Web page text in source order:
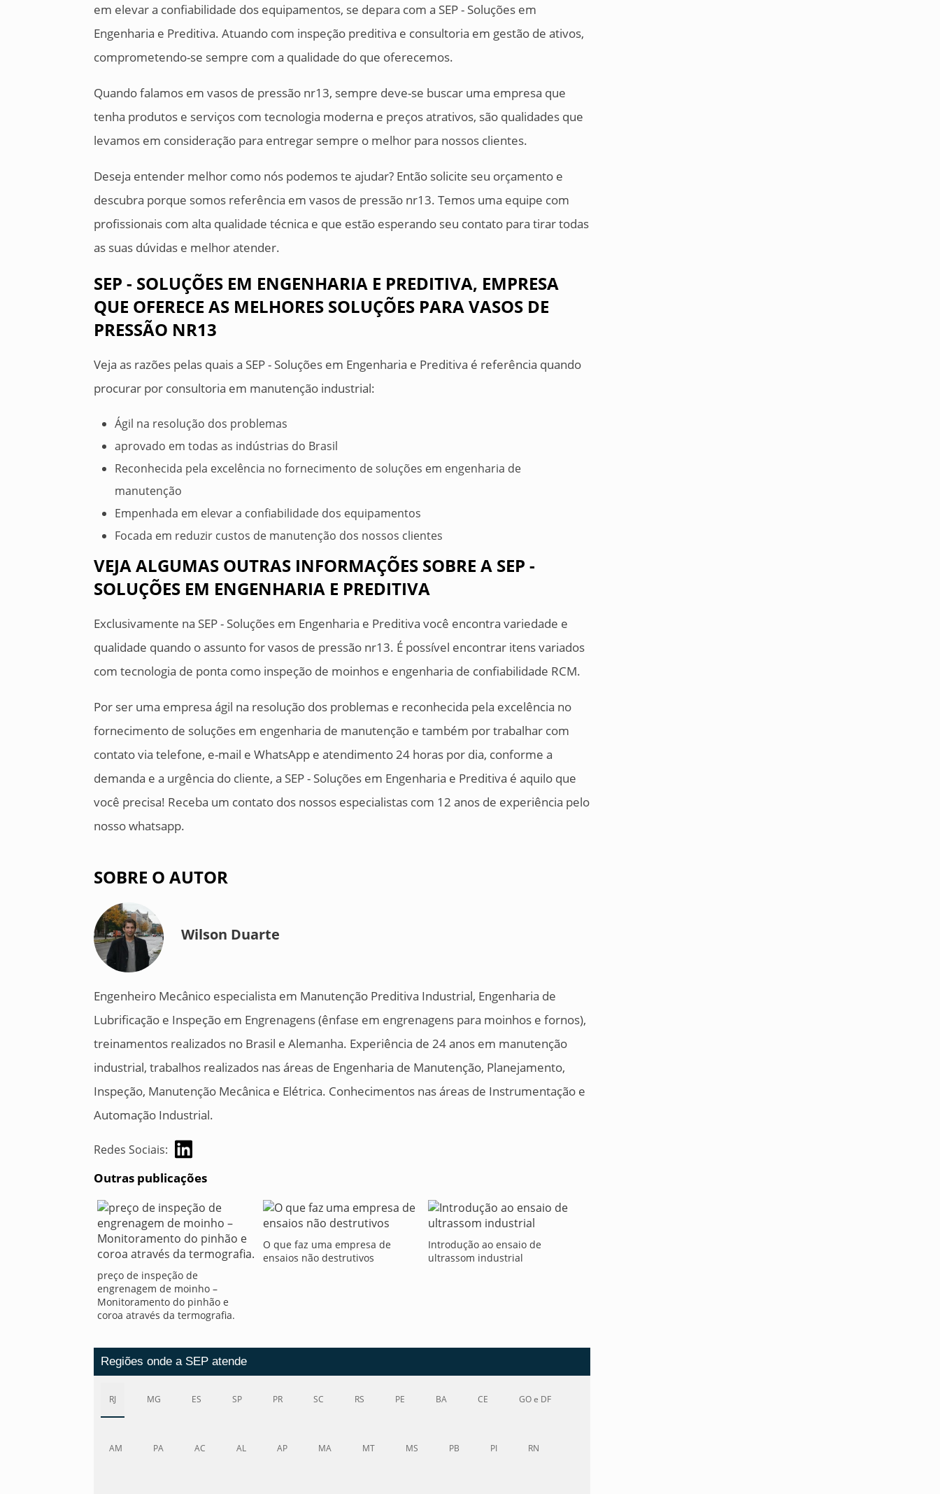
em elevar a confiabilidade dos equipamentos, se depara com a SEP - Soluções em
Engenharia e Preditiva. Atuando com inspeção preditiva e consultoria em gestão de ativos,
comprometendo-se sempre com a qualidade do que oferecemos.
Quando falamos em vasos de pressão nr13, sempre deve-se buscar uma empresa que
tenha produtos e serviços com tecnologia moderna e preços atrativos, são qualidades que
levamos em consideração para entregar sempre o melhor para nossos clientes.
Deseja entender melhor como nós podemos te ajudar? Então solicite seu orçamento e
descubra porque somos referência em vasos de pressão nr13. Temos uma equipe com
profissionais com alta qualidade técnica e que estão esperando seu contato para tirar todas
as suas dúvidas e melhor atender.
SEP - SOLUÇÕES EM ENGENHARIA E PREDITIVA, EMPRESA
QUE OFERECE AS MELHORES SOLUÇÕES PARA VASOS DE
PRESSÃO NR13
Veja as razões pelas quais a SEP - Soluções em Engenharia e Preditiva é referência quando
procurar por consultoria em manutenção industrial:
Ágil na resolução dos problemas
aprovado em todas as indústrias do Brasil
Reconhecida pela excelência no fornecimento de soluções em engenharia de
manutenção
Empenhada em elevar a confiabilidade dos equipamentos
Focada em reduzir custos de manutenção dos nossos clientes
VEJA ALGUMAS OUTRAS INFORMAÇÕES SOBRE A SEP -
SOLUÇÕES EM ENGENHARIA E PREDITIVA
Exclusivamente na SEP - Soluções em Engenharia e Preditiva você encontra variedade e
qualidade quando o assunto for vasos de pressão nr13. É possível encontrar itens variados
com tecnologia de ponta como inspeção de moinhos e engenharia de confiabilidade RCM.
Por ser uma empresa ágil na resolução dos problemas e reconhecida pela excelência no
fornecimento de soluções em engenharia de manutenção e também por trabalhar com
contato via telefone, e-mail e WhatsApp e atendimento 24 horas por dia, conforme a
demanda e a urgência do cliente, a SEP - Soluções em Engenharia e Preditiva é aquilo que
você precisa! Receba um contato dos nossos especialistas com 12 anos de experiência pelo
nosso whatsapp.
SOBRE O AUTOR
Wilson Duarte
Engenheiro Mecânico especialista em Manutenção Preditiva Industrial, Engenharia de
Lubrificação e Inspeção em Engrenagens (ênfase em engrenagens para moinhos e fornos),
treinamentos realizados no Brasil e Alemanha. Experiência de 24 anos em manutenção
industrial, trabalhos realizados nas áreas de Engenharia de Manutenção, Planejamento,
Inspeção, Manutenção Mecânica e Elétrica. Conhecimentos nas áreas de Instrumentação e
Automação Industrial.
Redes Sociais:
Outras publicações
preço de inspeção de
engrenagem de moinho –
Monitoramento do pinhão e
coroa através da termografia.
O que faz uma empresa de
ensaios não destrutivos
Introdução ao ensaio de
ultrassom industrial
Regiões onde a SEP atende
RJ MG ES SP PR SC RS PE BA CE GO e DF
AM PA AC AL AP MA MT MS PB PI RN